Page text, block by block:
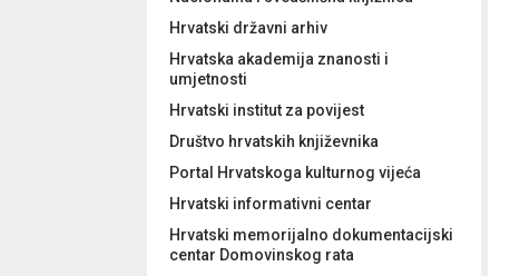
Hrvatski državni arhiv
Hrvatska akademija znanosti i
umjetnosti
Hrvatski institut za povijest
Društvo hrvatskih književnika
Portal Hrvatskoga kulturnog vijeća
Hrvatski informativni centar
Hrvatski memorijalno dokumentacijski
centar Domovinskog rata